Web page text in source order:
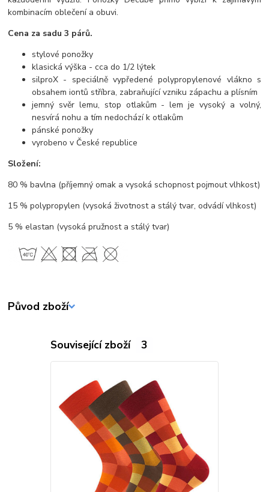
kombinacím oblečení a obuvi.
Cena za sadu 3 párů.
stylové ponožky
klasická výška - cca do 1/2 lýtek
silproX - speciálně vypředené polypropylenové vlákno s
obsahem iontů stříbra, zabraňující vzniku zápachu a plísním
jemný svěr lemu, stop otlakům - lem je vysoký a volný,
nesvírá nohu a tím nedochází k otlakům
pánské ponožky
vyrobeno v České republice
Složení:
80 % bavlna (příjemný omak a vysoká schopnost pojmout vlhkost)
15 % polypropylen (vysoká životnost a stálý tvar, odvádí vlhkost)
5 % elastan (vysoká pružnost a stálý tvar)
Původ zboží
Související zboží 3